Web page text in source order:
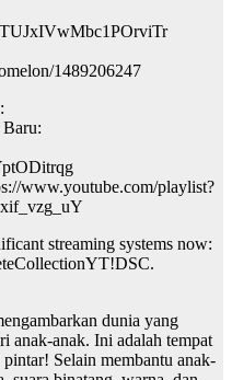
1489206247
www.youtube.com/playlist?
streaming systems now:
dunia yang
anak-anak. Ini adalah tempat
Selain membantu anak-